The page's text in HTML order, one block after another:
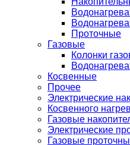
Проточные
Газовые
Колонки
Косвенные
Прочее
Электрические
Косвенного
Газовые
Электрические
Газовые